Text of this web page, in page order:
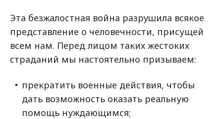
Эта безжалостная война разрушила всякое
представление о человечности, присущей
всем нам. Перед лицом таких жестоких
страданий мы настоятельно призываем:
прекратить военные действия, чтобы
дать возможность оказать реальную
помощь нуждающимся;